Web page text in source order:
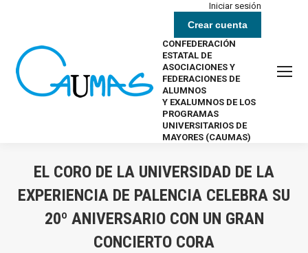
Iniciar sesión
Crear cuenta
CONFEDERACIÓN
ESTATAL DE
ASOCIACIONES Y
FEDERACIONES DE
ALUMNOS
Y EXALUMNOS DE LOS
PROGRAMAS
UNIVERSITARIOS DE
MAYORES (CAUMAS)
EL CORO DE LA UNIVERSIDAD DE LA
EXPERIENCIA DE PALENCIA CELEBRA SU
20º ANIVERSARIO CON UN GRAN
CONCIERTO CORA